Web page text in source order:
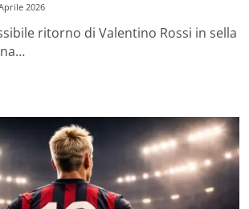
2026
ritorno di Valentino Rossi in sella